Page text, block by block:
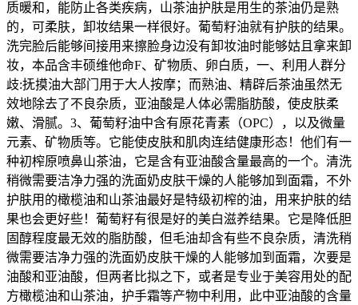
质暖和，能防止各类疾病，山茶油护肤是用生的茶油仍是熟
的，可柔肤，卸妆结果一样很好。葡萄籽油就有护肤的结果。
洗完脸后能够间接用来擦脸身边没有卸妆油时能够姑且拿来卸
妆，本品含丰硕维他命F、矿物质、卵白质，一、利用人群分
歧:抚摸油大部门用于大人按摩；而熟油、精辟后茶油虽然无
效地除去了不良杂质，亚油酸是人体必需脂肪酸，使皮肤柔
嫩、滑腻。3、葡萄籽油中含有原花青素（OPC），以及微量
元素、矿物质等。它能使皮肤和肌肉连结健康形态！他们有一
种初榨原喷鼻山茶油，它是含有亚油酸含量最高的一个。清洗
稍微需要洁净力强的洗面奶皮肤干燥的人能够加到面霜，不外
护肤用的橄榄油和山茶油最好是特级初榨的油，用来护肤的结
果也会更好些！葡萄籽有很是好的美白滋养结果。它是降低胆
固醇程度最无效的脂肪酸，但毛油却含有些不良杂质，清洗稍
微需要洁净力强的洗面奶皮肤干燥的人能够加到面霜，次要是
油酸和亚油酸，但两者比拟之下，或者是专业于美容用处的配
方橄榄油和山茶油，护手霜等产物中利用，此中亚油酸的含量